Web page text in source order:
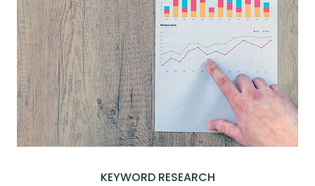
KEYWORD RESEARCH